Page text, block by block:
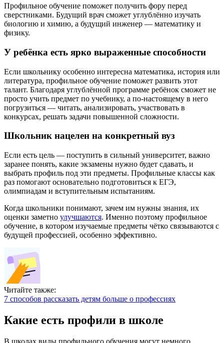
Профильное обучение поможет получить фору перед
сверстниками. Будущий врач сможет углублённо изучать
биологию и химию, а будущий инженер — математику и
физику.
У ребёнка есть ярко выраженные способности
Если школьнику особенно интересна математика, история или
литература, профильное обучение поможет развить этот
талант. Благодаря углублённой программе ребёнок сможет не
просто учить предмет по учебнику, а по-настоящему в него
погрузиться — читать, анализировать, участвовать в
конкурсах, решать задачи повышенной сложности.
Школьник нацелен на конкретный вуз
Если есть цель — поступить в сильный университет, важно
заранее понять, какие экзамены нужно будет сдавать, и
выбрать профиль под эти предметы. Профильные классы как
раз помогают основательно подготовиться к ЕГЭ,
олимпиадам и вступительным испытаниям.
Когда школьники понимают, зачем им нужны знания, их
оценки заметно улучшаются. Именно поэтому профильное
обучение, в котором изучаемые предметы чётко связываются с
будущей профессией, особенно эффективно.
Читайте также:
7 способов рассказать детям больше о профессиях
Какие есть профили в школе
В школах виды профильного обучения могут немного